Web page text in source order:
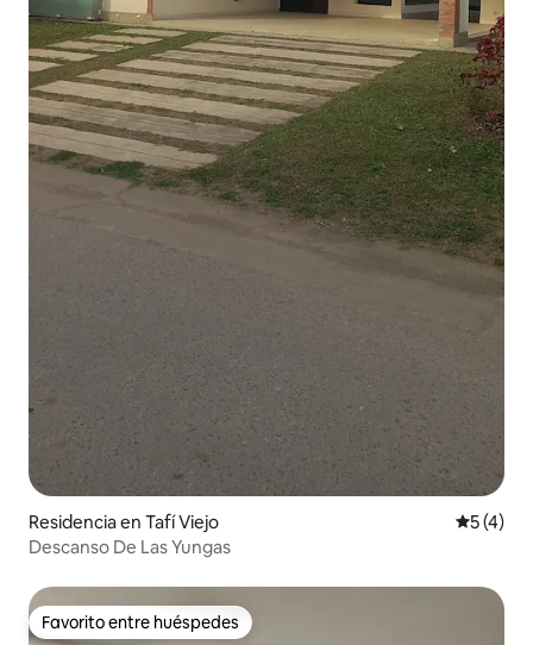
Residencia en Tafí Viejo
5 (4)
Descanso De Las Yungas
Favorito entre huéspedes
Favorito entre huéspedes